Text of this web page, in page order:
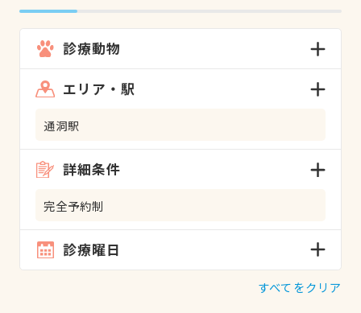
診療動物
エリア・駅
通洞駅
詳細条件
完全予約制
診療曜日
すべてをクリア